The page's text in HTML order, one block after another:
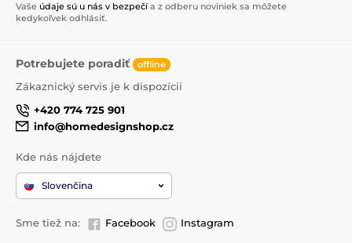
Vaše údaje sú u nás v bezpečí a z odberu noviniek sa môžete
kedykoľvek odhlásiť.
Potrebujete poradiť offline
Zákaznický servis je k dispozícii
+420 774 725 901
info@homedesignshop.cz
Kde nás nájdete
Slovenčina
Sme tiež na: Facebook Instagram